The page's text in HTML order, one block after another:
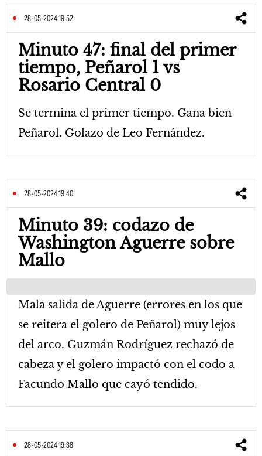
28-05-2024 19:52
Minuto 47: final del primer
tiempo, Peñarol 1 vs
Rosario Central 0
Se termina el primer tiempo. Gana bien
Peñarol. Golazo de Leo Fernández.
28-05-2024 19:40
Minuto 39: codazo de
Washington Aguerre sobre
Mallo
Mala salida de Aguerre (errores en los que
se reitera el golero de Peñarol) muy lejos
del arco. Guzmán Rodríguez rechazó de
cabeza y el golero impactó con el codo a
Facundo Mallo que cayó tendido.
28-05-2024 19:38